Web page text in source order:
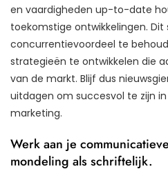
en vaardigheden up-to-date
toekomstige ontwikkelingen.
concurrentievoordeel te
strategieën te ontwikkelen die
van de markt. Blijf dus
uitdagen om succesvol te zijn
marketing.
Werk aan je
mondeling als schriftelijk.